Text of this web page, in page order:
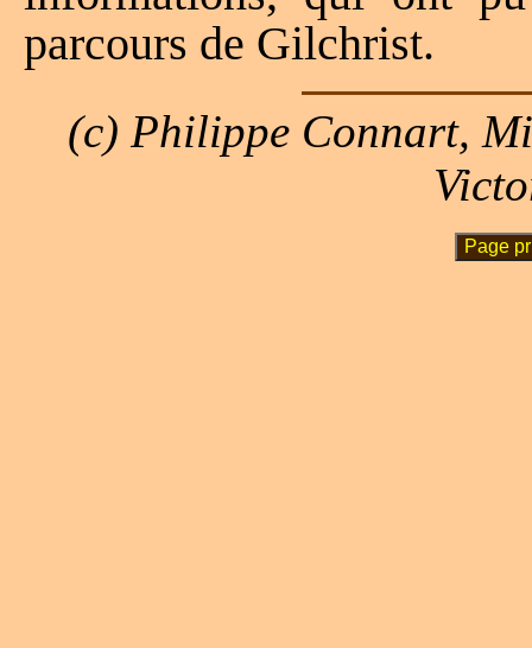
parcours de Gilchrist.
(c) Philippe Connart,